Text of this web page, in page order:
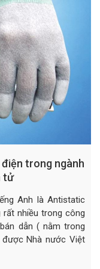
trong ngành
tử
Anh là Antistatic
nhiều trong công
dẫn ( nằm trong
Nhà nước Việt